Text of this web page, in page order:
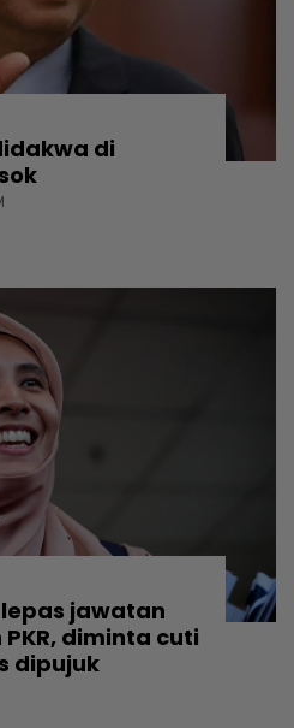
di
jawatan
diminta cuti
dipujuk